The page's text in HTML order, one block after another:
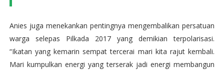
Anies juga menekankan pentingnya mengembalikan persatuan
warga selepas Pilkada 2017 yang demikian terpolarisasi.
“Ikatan yang kemarin sempat tercerai mari kita rajut kembali.
Mari kumpulkan energi yang terserak jadi energi membangun